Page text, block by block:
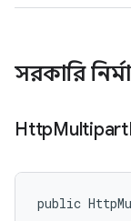
সরকারি
HttpMultipart
public